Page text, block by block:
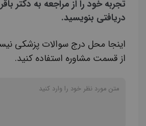
تجربه خود را از مراجعه به دکتر
دریافتی بنویسید.
اینجا محل درج سوالات پزشکی
از قسمت مشاوره استفاده کنید.